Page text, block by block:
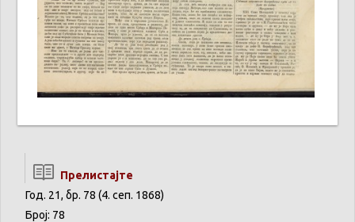
Прелистајте
Год. 21, бр. 78 (4. сеп. 1868)
Број: 78